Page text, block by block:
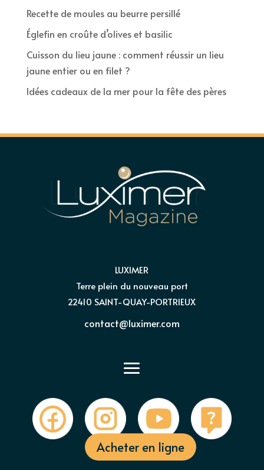
Recette de moules au beurre persillé
Églefin en croûte d’olives et basilic
Cuisson du lieu jaune : comment réussir un lieu
jaune entier ou en filet ?
Idées cadeaux de la mer pour la fête des pères
LUXIMER
Terre plein du nouveau port
22410 SAINT-QUAY-PORTRIEUX
contact@luximer.com
Acheter en ligne